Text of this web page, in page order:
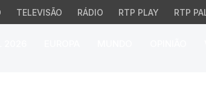
TELEVISÃO RÁDIO RTP PLAY RTP
PS nunca